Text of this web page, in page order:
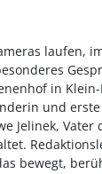
laufen,
in
und
Jelinek,
bewegt,